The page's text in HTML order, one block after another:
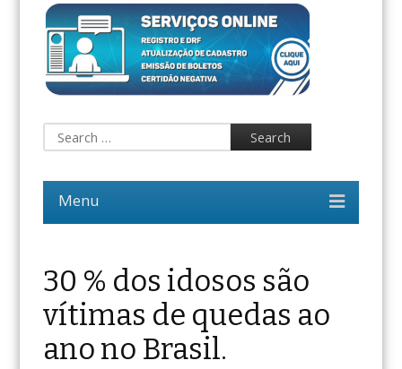
30 % dos idosos são
vítimas de quedas ao
ano no Brasil.